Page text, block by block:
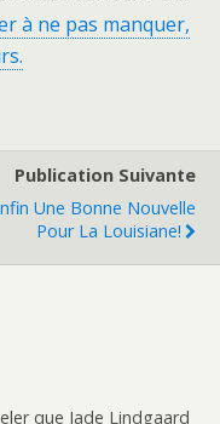
à ne pas manquer,
Publication Suivante
Une Bonne Nouvelle
Pour La Louisiane!
que Jade Lindgaard